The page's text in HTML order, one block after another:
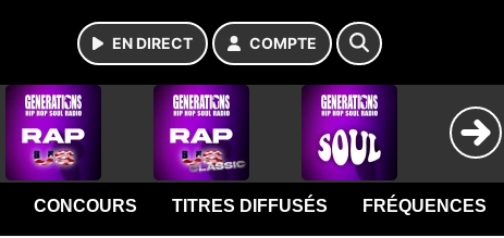
EN DIRECT COMPTE
CONCOURS TITRES DIFFUSÉS FRÉQUENCES